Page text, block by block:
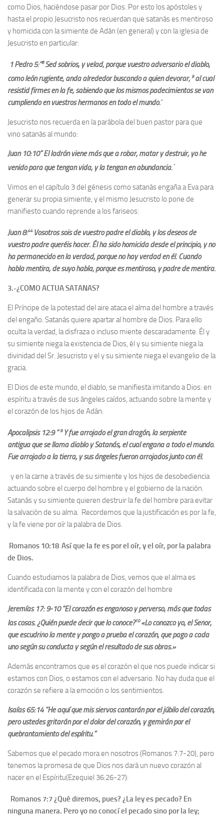
como Dios, haciéndose pasar por Dios. Por esto los apóstoles y
hasta el propio Jesucristo nos recuerdan que satanás es mentiroso
y homicida con la simiente de Adán (en general) y con la iglesia de
Jesucristo en particular:
1 Pedro 5:”8Sed sobrios, y velad; porque vuestro adversario el diablo,
como león rugiente, anda alrededor buscando a quien devorar; 9al cual
resistid firmes en la fe, sabiendo que los mismos padecimientos se van
cumpliendo en vuestros hermanos en todo el mundo.”
Jesucristo nos recuerda en la parábola del buen pastor para que
vino satanás al mundo:
Juan 10:10” El ladrón viene más que a robar, matar y destruir; yo he
venido para que tengan vida, y la tengan en abundancia.“
Vimos en el capítulo 3 del génesis como satanás engaña a Eva para
generar su propia simiente, y el mismo Jesucristo lo pone de
manifiesto cuando reprende a los fariseos:
Juan 8:44 Vosotros sois de vuestro padre el diablo, y los deseos de
vuestro padre queréis hacer. Él ha sido homicida desde el principio, y no
ha permanecido en la verdad, porque no hay verdad en él. Cuando
habla mentira, de suyo habla; porque es mentiroso, y padre de mentira.
3.-¿COMO ACTUA SATANAS?
El Príncipe de la potestad del aire ataca el alma del hombre a través
del engaño. Satanás quiere apartar al hombre de Dios. Para ello
oculta la verdad, la disfraza o incluso miente descaradamente. Él y
su simiente niega la existencia de Dios, él y su simiente niega la
divinidad del Sr. Jesucristo y el y su simiente niega el evangelio de la
gracia.
El Dios de este mundo, el diablo, se manifiesta imitando a Dios: en
espíritu a través de sus ángeles caídos, actuando sobre la mente y
el corazón de los hijos de Adán:
Apocalipsis 12:9 ”9 Y fue arrojado el gran dragón, la serpiente
antigua que se llama diablo y Satanás, el cual engaña a todo el mundo.
Fue arrojado a la tierra, y sus ángeles fueron arrojados junto con él.
y en la carne a través de su simiente y los hijos de desobediencia
actuando sobre el cuerpo del hombre y el gobierno de la nación.
Satanás y su simiente quieren destruir la fe del hombre para evitar
la salvación de su alma. Recordemos que la justificación es por la fe,
y la fe viene por oír la palabra de Dios.
Romanos 10:18 Así que la fe es por el oír, y el oír, por la palabra
de Dios.
Cuando estudiamos la palabra de Dios, vemos que el alma es
identificada con la mente y con el corazón del hombre
Jeremías 17: 9-10 “El corazón es engañoso y perverso, más que todas
las cosas. ¿Quién puede decir que lo conoce?10«Lo conozco yo, el Señor,
que escudriño la mente y pongo a prueba el corazón; que pago a cada
uno según su conducta y según el resultado de sus obras.»
Además encontramos que es el corazón el que nos puede indicar si
estamos con Dios, o estamos con el adversario. No hay duda que el
corazón se refiere a la emoción o los sentimientos.
Isaías 65:14 “He aquí que mis siervos cantarán por el júbilo del corazón,
pero ustedes gritarán por el dolor del corazón, y gemirán por el
quebrantamiento del espíritu.”
Sabemos que el pecado mora en nosotros (Romanos 7:7-20), pero
tenemos la promesa de que Dios nos dará un nuevo corazón al
nacer en el Espíritu(Ezequiel 36:26-27):
Romanos 7:7 ¿Qué diremos, pues? ¿La ley es pecado? En
ninguna manera. Pero yo no conocí el pecado sino por la ley;